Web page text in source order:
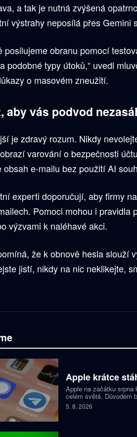
a tak je nutná zvýšená
výstrahy neposílá přes Gemini
posilujeme obranu pomocí
podobné typy útoků,“ uvedl
o masovém zneužití.
aby vás podvod
je zdravý rozum. Nikdy
varování o bezpečnosti
obsah e-mailu bez použití AI
experti doporučují, aby firmy
Pomoci mohou i pravidla
výzvami k naléhavé akci.
že k obnově hesla slouží
jistí, nikdy na nic neklikejte,
Apple krátce
Apple na začátku srpna
celém světě. Důvodem
dětí, který podle firmy
zablokoval a aplikace
5. 8. 2026